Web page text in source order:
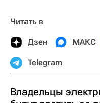
Читать в
Дзен МАКС
Telegram
Владельцы